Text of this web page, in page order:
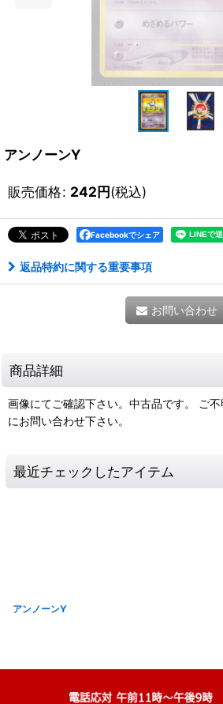
アンノーンY
販売価格: 242円(税込)
Facebookでシェア
返品特約に関する重要事項
お問い合わせ
商品詳細
画像にてご確認下さい。中古品です。 ご
にお問い合わせ下さい。
最近チェックしたアイテム
アンノーンY